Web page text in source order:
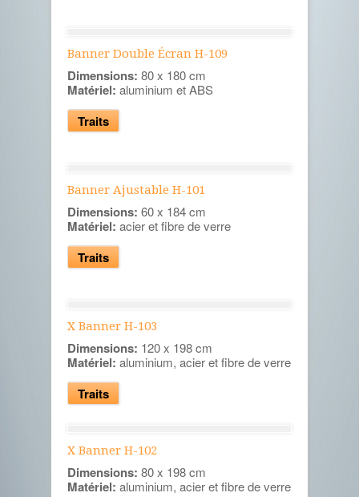
Banner Double Écran H-109
Dimensions: 80 x 180 cm
Matériel: aluminium et ABS
Traits
Banner Ajustable H-101
Dimensions: 60 x 184 cm
Matériel: acier et fibre de verre
Traits
X Banner H-103
Dimensions: 120 x 198 cm
Matériel: aluminium, acier et fibre de verre
Traits
X Banner H-102
Dimensions: 80 x 198 cm
Matériel: aluminium, acier et fibre de verre